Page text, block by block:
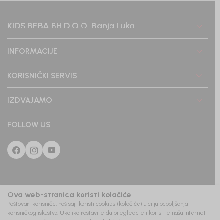
KIDS BEBA BH D.O.O. Banja Luka
INFORMACIJE
KORISNIČKI SERVIS
IZDVAJAMO
FOLLOW US
Ova web-stranica koristi kolačiće
Poštovani korisniče, naš sajt koristi cookies (kolačiće) u cilju poboljšanja
korisničkog iskustva. Ukoliko nastavite da pregledate i koristite našu Internet